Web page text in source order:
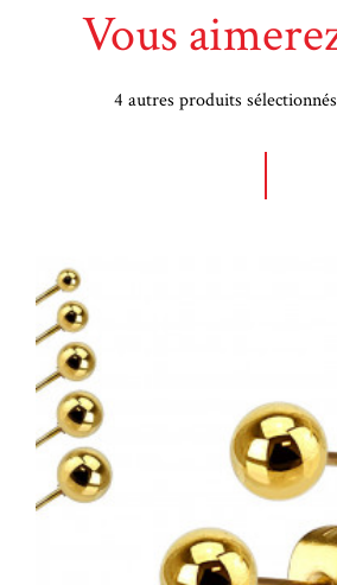
Vous
4 autres produits